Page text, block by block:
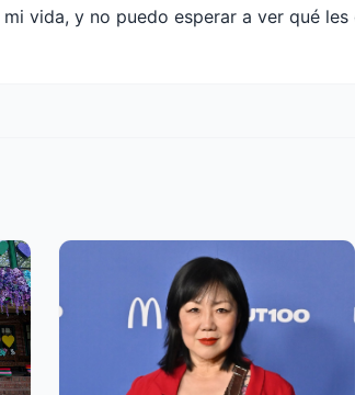
vida, y no puedo esperar a ver qué les